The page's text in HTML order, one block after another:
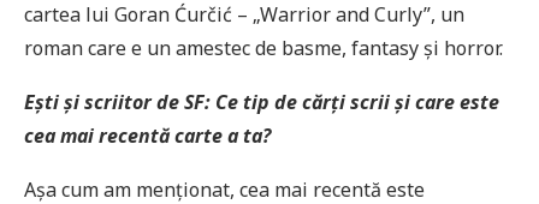
cartea lui Goran Ćurčić – „Warrior and Curly”, un
roman care e un amestec de basme, fantasy și horror.
Ești și scriitor de SF: Ce tip de cărți scrii și care este
cea mai recentă carte a ta?
Așa cum am menționat, cea mai recentă este